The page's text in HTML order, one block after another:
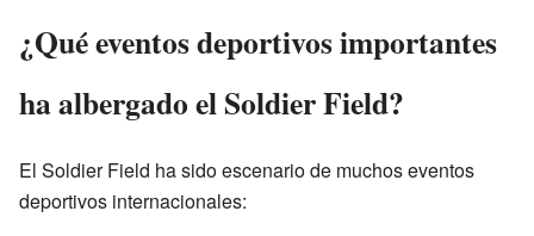
¿Qué eventos deportivos importantes
ha albergado el Soldier Field?
El Soldier Field ha sido escenario de muchos eventos
deportivos internacionales: